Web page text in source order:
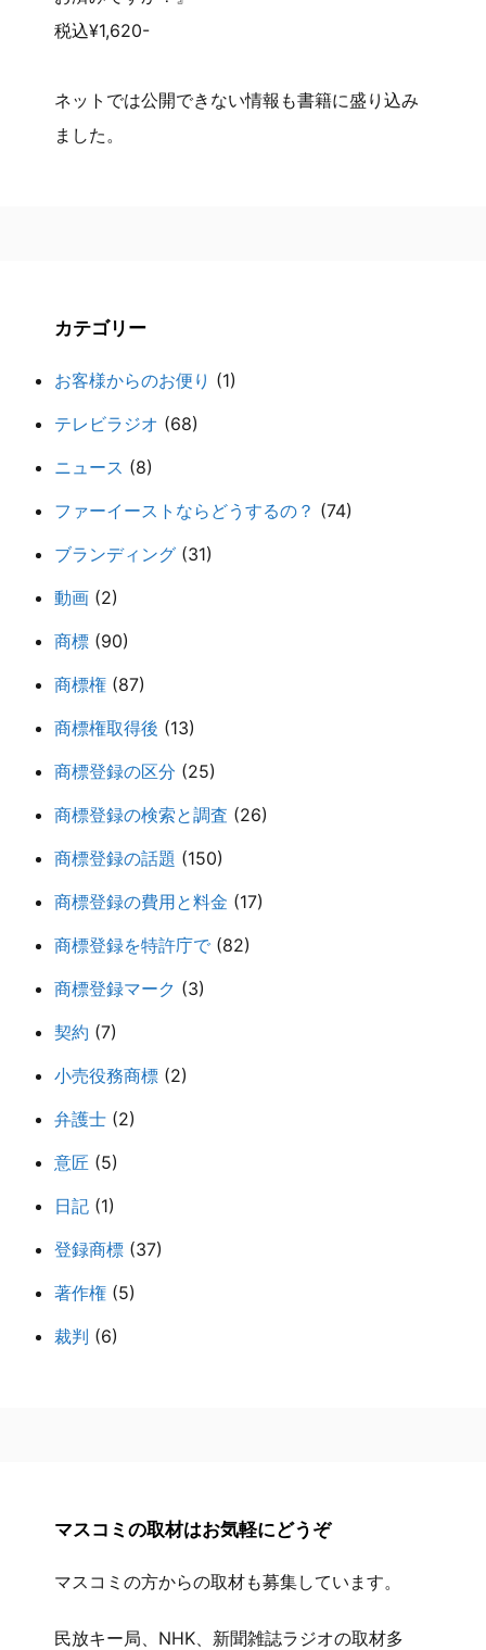
税込¥1,620-
ネットでは公開できない情報も書籍に盛り込み
ました。
カテゴリー
お客様からのお便り (1)
テレビラジオ (68)
ニュース (8)
ファーイーストならどうするの？ (74)
ブランディング (31)
動画 (2)
商標 (90)
商標権 (87)
商標権取得後 (13)
商標登録の区分 (25)
商標登録の検索と調査 (26)
商標登録の話題 (150)
商標登録の費用と料金 (17)
商標登録を特許庁で (82)
商標登録マーク (3)
契約 (7)
小売役務商標 (2)
弁護士 (2)
意匠 (5)
日記 (1)
登録商標 (37)
著作権 (5)
裁判 (6)
マスコミの取材はお気軽にどうぞ
マスコミの方からの取材も募集しています。
民放キー局、NHK、新聞雑誌ラジオの取材多